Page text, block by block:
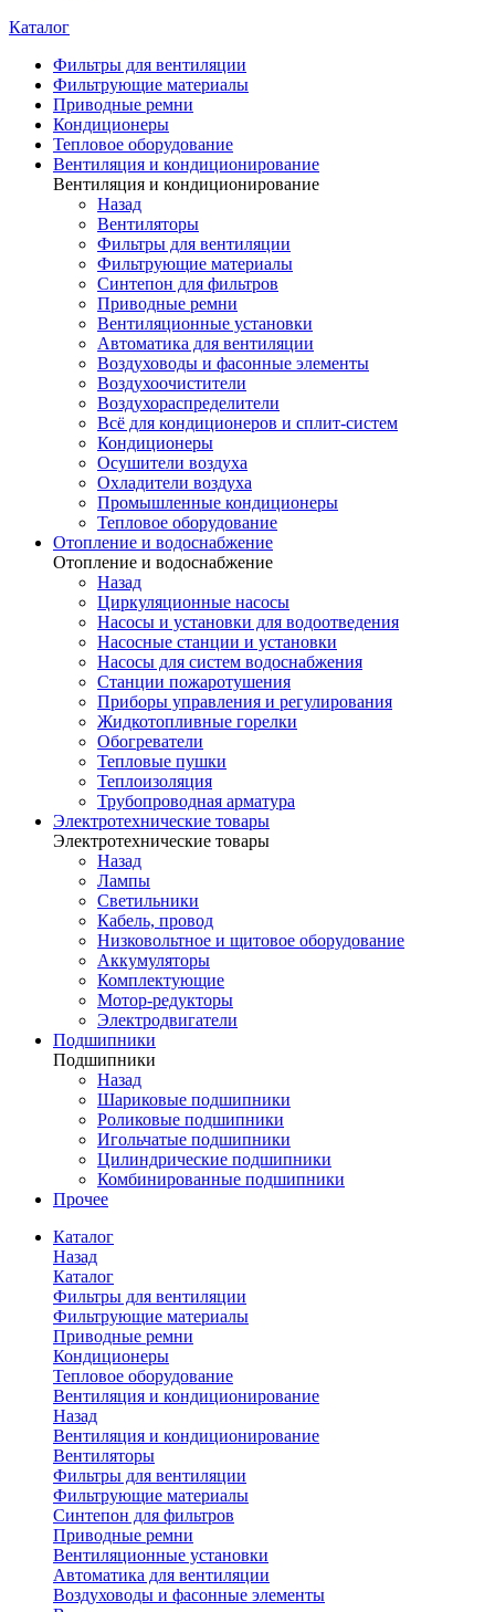
Каталог
Фильтры для вентиляции
Фильтрующие материалы
Приводные ремни
Кондиционеры
Тепловое оборудование
Вентиляция и кондиционирование
Вентиляция и кондиционирование
Назад
Вентиляторы
Фильтры для вентиляции
Фильтрующие материалы
Синтепон для фильтров
Приводные ремни
Вентиляционные установки
Автоматика для вентиляции
Воздуховоды и фасонные элементы
Воздухоочистители
Воздухораспределители
Всё для кондиционеров и сплит-систем
Кондиционеры
Осушители воздуха
Охладители воздуха
Промышленные кондиционеры
Тепловое оборудование
Отопление и водоснабжение
Отопление и водоснабжение
Назад
Циркуляционные насосы
Насосы и установки для водоотведения
Насосные станции и установки
Насосы для систем водоснабжения
Станции пожаротушения
Приборы управления и регулирования
Жидкотопливные горелки
Обогреватели
Тепловые пушки
Теплоизоляция
Трубопроводная арматура
Электротехнические товары
Электротехнические товары
Назад
Лампы
Светильники
Кабель, провод
Низковольтное и щитовое оборудование
Аккумуляторы
Комплектующие
Мотор-редукторы
Электродвигатели
Подшипники
Подшипники
Назад
Шариковые подшипники
Роликовые подшипники
Игольчатые подшипники
Цилиндрические подшипники
Комбинированные подшипники
Прочее
Каталог
Назад
Каталог
Фильтры для вентиляции
Фильтрующие материалы
Приводные ремни
Кондиционеры
Тепловое оборудование
Вентиляция и кондиционирование
Назад
Вентиляция и кондиционирование
Вентиляторы
Фильтры для вентиляции
Фильтрующие материалы
Синтепон для фильтров
Приводные ремни
Вентиляционные установки
Автоматика для вентиляции
Воздуховоды и фасонные элементы